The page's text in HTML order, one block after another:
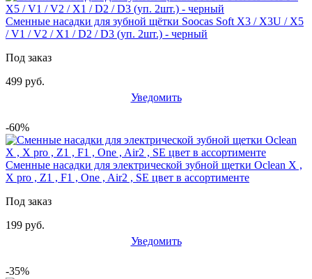
Сменные насадки для зубной щётки Soocas Soft X3 / X3U / X5
/ V1 / V2 / X1 / D2 / D3 (уп. 2шт.) - черный
Под заказ
499 руб.
Уведомить
-60%
Сменные насадки для электрической зубной щетки Oclean X ,
X pro , Z1 , F1 , One , Air2 , SE цвет в ассортименте
Под заказ
199 руб.
Уведомить
-35%